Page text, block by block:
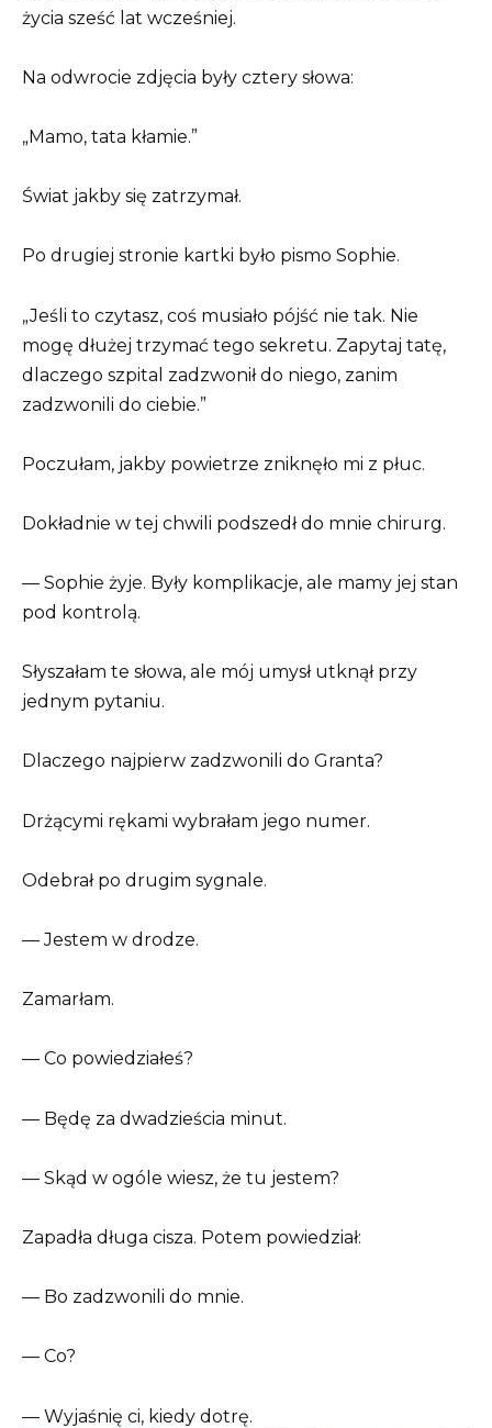
życia sześć lat wcześniej.
Na odwrocie zdjęcia były cztery słowa:
„Mamo, tata kłamie.”
Świat jakby się zatrzymał.
Po drugiej stronie kartki było pismo Sophie.
„Jeśli to czytasz, coś musiało pójść nie tak. Nie
mogę dłużej trzymać tego sekretu. Zapytaj tatę,
dlaczego szpital zadzwonił do niego, zanim
zadzwonili do ciebie.”
Poczułam, jakby powietrze zniknęło mi z płuc.
Dokładnie w tej chwili podszedł do mnie chirurg.
— Sophie żyje. Były komplikacje, ale mamy jej stan
pod kontrolą.
Słyszałam te słowa, ale mój umysł utknął przy
jednym pytaniu.
Dlaczego najpierw zadzwonili do Granta?
Drżącymi rękami wybrałam jego numer.
Odebrał po drugim sygnale.
— Jestem w drodze.
Zamarłam.
— Co powiedziałeś?
— Będę za dwadzieścia minut.
— Skąd w ogóle wiesz, że tu jestem?
Zapadła długa cisza. Potem powiedział:
— Bo zadzwonili do mnie.
— Co?
— Wyjaśnię ci, kiedy dotrę.